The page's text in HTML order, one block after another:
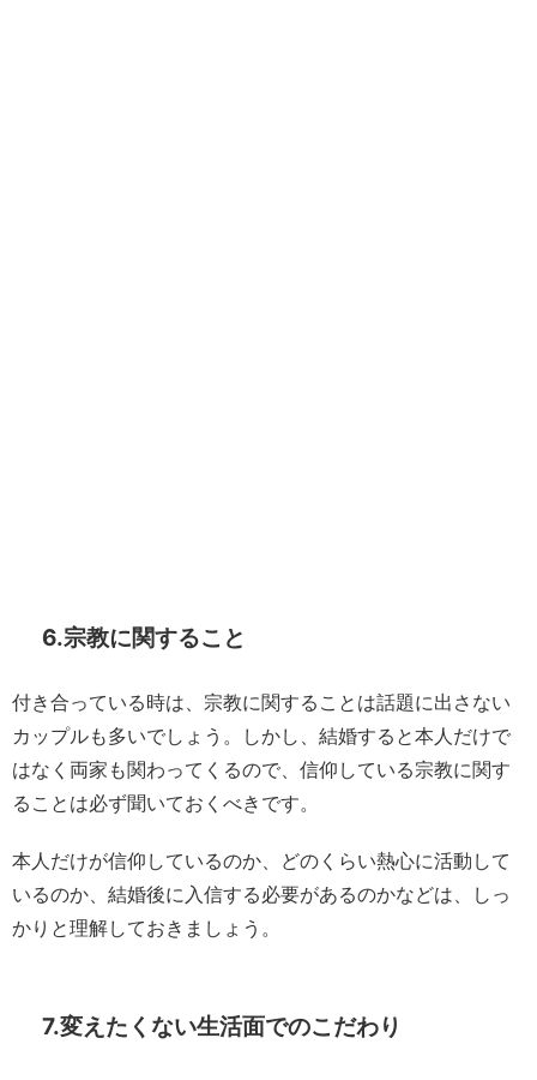
6.宗教に関すること
付き合っている時は、宗教に関することは話題に出さない
カップルも多いでしょう。しかし、結婚すると本人だけで
はなく両家も関わってくるので、信仰している宗教に関す
ることは必ず聞いておくべきです。
本人だけが信仰しているのか、どのくらい熱心に活動して
いるのか、結婚後に入信する必要があるのかなどは、しっ
かりと理解しておきましょう。
7.変えたくない生活面でのこだわり